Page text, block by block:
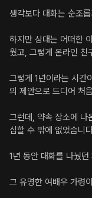
생각보다 대화는 순조
하지만 상대는 어떠한
웠고, 그렇게 온라인 친
그렇게 1년이라는 시간
의 제안으로 드디어 처
그런데, 약속 장소에 나
심할 수 밖에 없었습니
1년 동안 대화를 나눴
그 유명한 여배우 가령